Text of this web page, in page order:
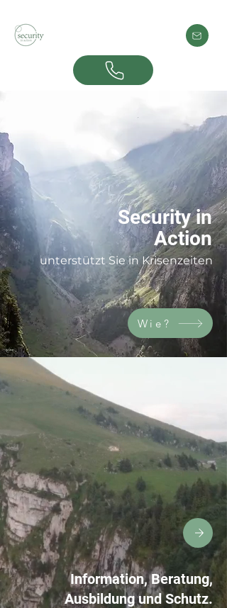
Security in
Action
unterstützt Sie in Krisenzeiten
Wie?
Information, Beratung,
Ausbildung und Schutz.